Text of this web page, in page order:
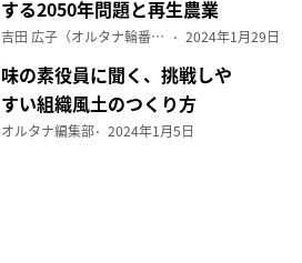
する2050年問題と再生農業
（前編）
吉田 広子（オルタナ輪番編集長） 2024年1月29日
味の素役員に聞く、挑戦しや
すい組織風土のつくり方
オルタナ編集部 2024年1月5日